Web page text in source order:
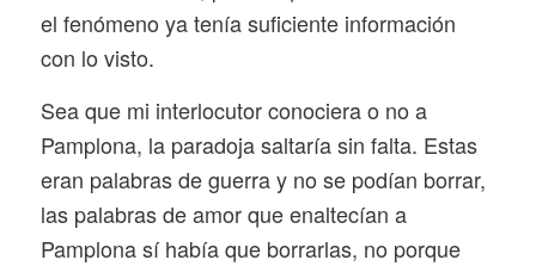
el fenómeno ya tenía suficiente información
con lo visto.
Sea que mi interlocutor conociera o no a
Pamplona, la paradoja saltaría sin falta. Estas
eran palabras de guerra y no se podían borrar,
las palabras de amor que enaltecían a
Pamplona sí había que borrarlas, no porque